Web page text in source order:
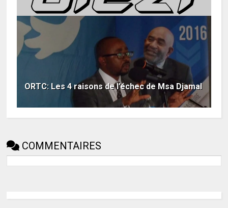
ORTC: Les 4 raisons de l’échec de Msa Djamal
COMMENTAIRES